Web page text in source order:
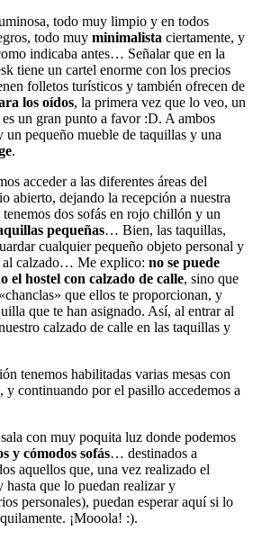
todo muy limpio y en todos
todo muy minimalista ciertamente, y
indicaba antes… Señalar que en la
tiene un cartel enorme con los precios
folletos turísticos y también ofrecen de
los oídos, la primera vez que lo veo, un
un gran punto a favor :D. A ambos
un pequeño mueble de taquillas y una
.
acceder a las diferentes áreas del
abierto, dejando la recepción a nuestra
tenemos dos sofás en rojo chillón y un
pequeñas… Bien, las taquillas,
cualquier pequeño objeto personal y
al calzado… Me explico: no se puede
el hostel con calzado de calle, sino que
que ellos te proporcionan, y
que te han asignado. Así, al entrar al
calzado de calle en las taquillas y
tenemos habilitadas varias mesas con
y continuando por el pasillo accedemos a
con muy poquita luz donde podemos
y cómodos sofás… destinados a
aquellos que, una vez realizado el
que lo puedan realizar y
personales), puedan esperar aquí si lo
¡Mooola! :).